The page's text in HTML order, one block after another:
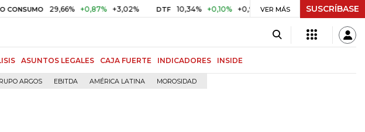
29,66% +0,87% +3,02% DTF 10,34% +0,10% +0,98% UVR $ 416,91 +$ 0,05 +0,01%
VER MÁS SUSCRÍBASE
ASUNTOS LEGALES CAJA FUERTE INDICADORES INSIDE
ARGOS EBITDA AMÉRICA LATINA MOROSIDAD